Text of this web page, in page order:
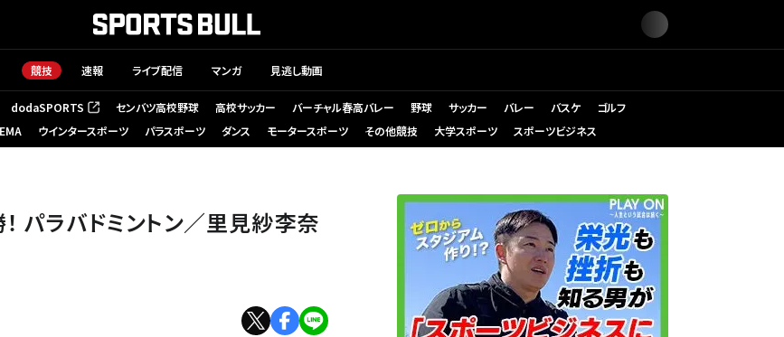
競技 速報 ライブ配信 マンガ 見逃し動画
dodaSPORTS
（新しいタブで開く） センバツ高校野球 高校サッカー バーチャル春高バレー 野球 サッカー バレー バスケ
ゴルフ
ウインタースポーツ パラスポーツ ダンス モータースポーツ その他競技 大学スポーツ スポーツビジネス
パラバドミントン／里見紗李奈